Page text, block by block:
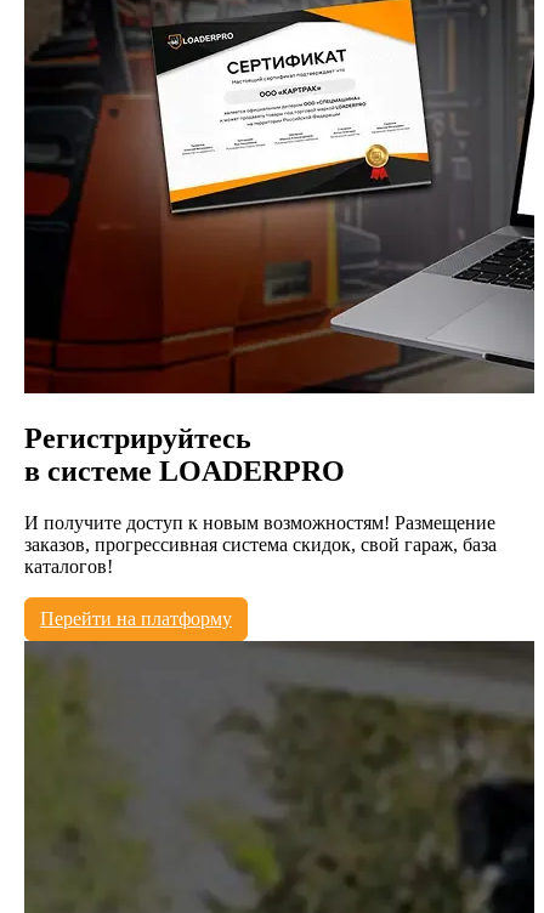
Регистрируйтесь
в системе LOADERPRO
И получите доступ к новым возможностям! Размещение
заказов, прогрессивная система скидок, свой гараж, база
каталогов!
Перейти на платформу